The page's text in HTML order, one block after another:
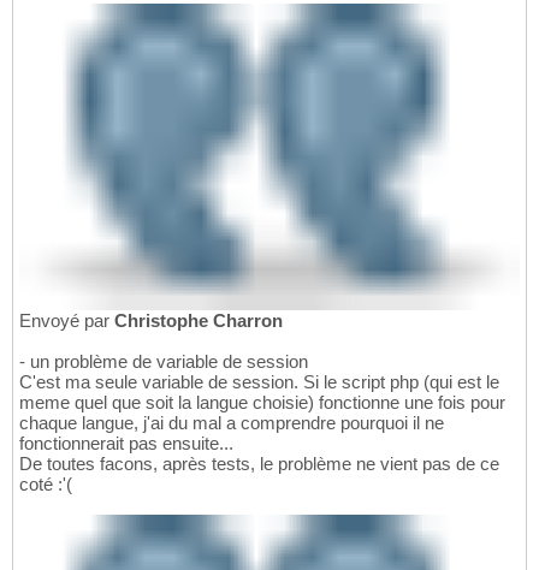
Envoyé par Christophe Charron
- un problème de variable de session
C'est ma seule variable de session. Si le script php (qui est le
meme quel que soit la langue choisie) fonctionne une fois pour
chaque langue, j'ai du mal a comprendre pourquoi il ne
fonctionnerait pas ensuite...
De toutes facons, après tests, le problème ne vient pas de ce
coté :'(